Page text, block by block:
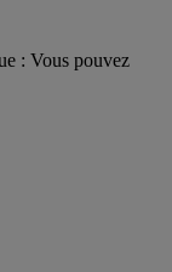
: Vous pouvez